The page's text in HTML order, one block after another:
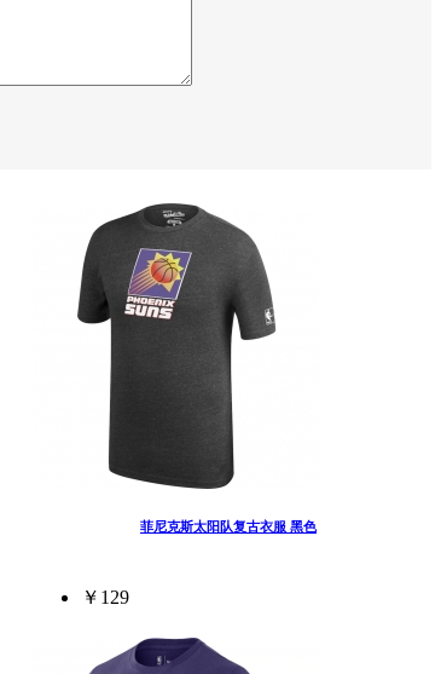
菲尼克斯太阳队复古衣服 黑色
￥129